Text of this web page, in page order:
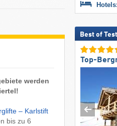
werden
– Karlstift
bis zu 6
Best of
Top-